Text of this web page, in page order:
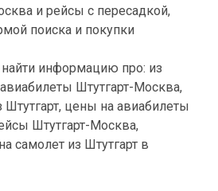
и рейсы с пересадкой,
поиска и покупки
информацию про: из
Штутгарт-Москва,
цены на авиабилеты
Штутгарт-Москва,
самолет из Штутгарт в